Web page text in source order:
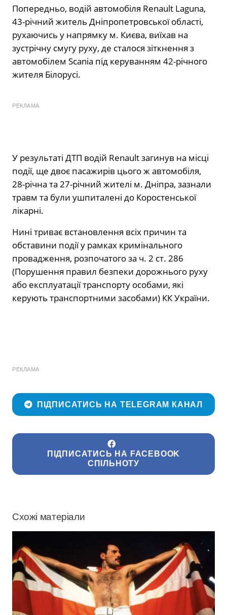
Попередньо, водій автомобіля Renault Laguna,
43-річний житель Дніпропетровської області,
рухаючись у напрямку м. Києва, виїхав на
зустрічну смугу руху, де сталося зіткнення з
автомобілем Scania під керуванням 42-річного
жителя Білорусі.
РЕКЛАМА
У результаті ДТП водій Renault загинув на місці
події, ще двоє пасажирів цього ж автомобіля,
28-річна та 27-річний жителі м. Дніпра, зазнали
травм та були ушпиталені до Коростенської
лікарні.
Нині триває встановлення всіх причин та
обставини події у рамках кримінального
провадження, розпочатого за ч. 2 ст. 286
(Порушення правил безпеки дорожнього руху
або експлуатації транспорту особами, які
керують транспортними засобами) КК України.
РЕКЛАМА
ПІДПИСАТИСЬ НА TELEGRAM КАНАЛ
ПІДПИСАТИСЬ НА FACEBOOK
СПІЛЬНОТУ
Схожі матеріали